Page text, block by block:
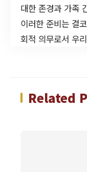
대한 존경과 가족
이러한 준비는 결
회적 의무로서 우
Related